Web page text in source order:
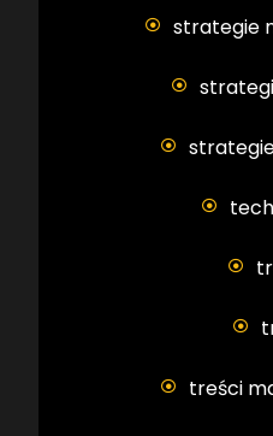
strategie
treści